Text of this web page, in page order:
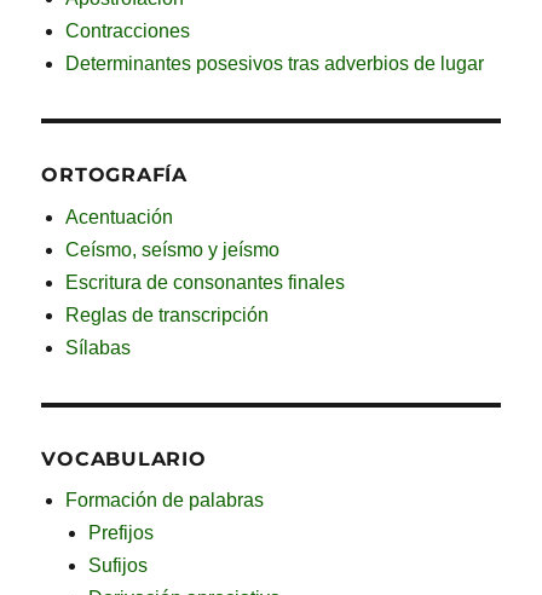
Contracciones
Determinantes posesivos tras adverbios de lugar
ORTOGRAFÍA
Acentuación
Ceísmo, seísmo y jeísmo
Escritura de consonantes finales
Reglas de transcripción
Sílabas
VOCABULARIO
Formación de palabras
Prefijos
Sufijos